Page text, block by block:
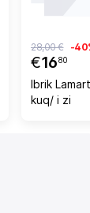
€1680
28,00 € -
Ibrik
kuq/ i zi